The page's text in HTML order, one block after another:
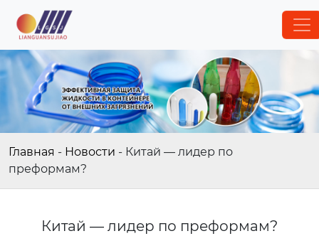
Главная - Новости - Китай — лидер по
преформам?
Китай — лидер по преформам?